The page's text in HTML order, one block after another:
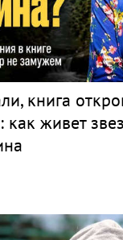
книга
как живет